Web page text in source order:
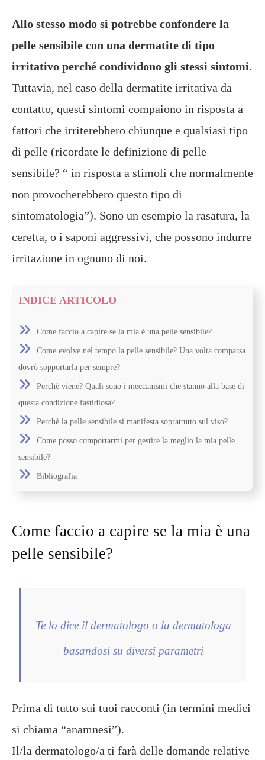
Allo stesso modo si potrebbe confondere la
pelle sensibile con una dermatite di tipo
irritativo perché condividono gli stessi sintomi.
Tuttavia, nel caso della dermatite irritativa da
contatto, questi sintomi compaiono in risposta a
fattori che irriterebbero chiunque e qualsiasi tipo
di pelle (ricordate le definizione di pelle
sensibile? “ in risposta a stimoli che normalmente
non provocherebbero questo tipo di
sintomatologia”). Sono un esempio la rasatura, la
ceretta, o i saponi aggressivi, che possono indurre
irritazione in ognuno di noi.
INDICE ARTICOLO
Come faccio a capire se la mia è una pelle sensibile?
Come evolve nel tempo la pelle sensibile? Una volta comparsa
dovrò sopportarla per sempre?
Perchè viene? Quali sono i meccanismi che stanno alla base di
questa condizione fastidiosa?
Perchè la pelle sensibile si manifesta soprattutto sul viso?
Come posso comportarmi per gestire la meglio la mia pelle
sensibile?
Bibliografia
Come faccio a capire se la mia è una
pelle sensibile?
Te lo dice il dermatologo o la dermatologa
basandosi su diversi parametri
Prima di tutto sui tuoi racconti (in termini medici
si chiama “anamnesi”).
Il/la dermatologo/a ti farà delle domande relative